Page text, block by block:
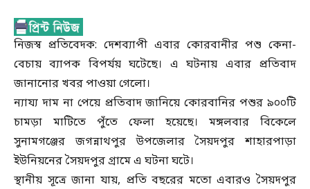
নিজস্ব প্রতিবেদক: দেশব্যাপী এবার কোরবানীর পশু কেনা-
বেচায় ব্যাপক বিপর্যয় ঘটেছে। এ ঘটনায় এবার প্রতিবাদ
জানানোর খবর পাওয়া গেলো।
ন্যায্য দাম না পেয়ে প্রতিবাদ জানিয়ে কোরবানির পশুর ৯০০টি
চামড়া মাটিতে পুঁতে ফেলা হয়েছে। মঙ্গলবার বিকেলে
সুনামগঞ্জের জগন্নাথপুর উপজেলার সৈয়দপুর শাহারপাড়া
ইউনিয়নের সৈয়দপুর গ্রামে এ ঘটনা ঘটে।
স্থানীয় সূত্রে জানা যায়, প্রতি বছরের মতো এবারও সৈয়দপুর